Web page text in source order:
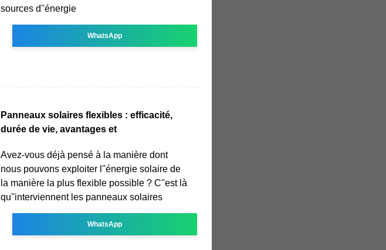
sources d''énergie
WhatsApp
Panneaux solaires flexibles : efficacité,
durée de vie, avantages et
Avez-vous déjà pensé à la manière dont
nous pouvons exploiter l''énergie solaire de
la manière la plus flexible possible ? C''est là
qu''interviennent les panneaux solaires
WhatsApp